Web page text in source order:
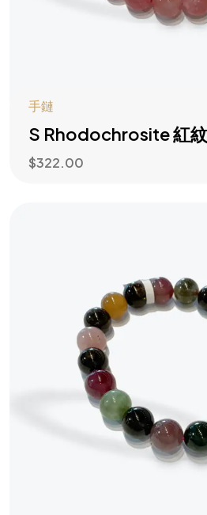
手鏈
S Rhodochrosite 紅
$322.00
水木大
主動